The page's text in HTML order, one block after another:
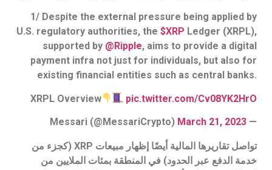
1/ Despite the external pressure being applied by
U.S. regulatory authorities, the $XRP Ledger (XRPL),
supported by @Ripple, aims to provide a digital
payment infra not just for individuals, but also for
existing financial entities such as central banks.
XRPL Overview pic.twitter.com/Cv08YK2HrO
— Messari (@MessariCrypto)
March 21, 2023
تواصل تقاريرها المالية أيضًا إظهار مبيعات XRP (كجزء من
خدمة الدفع عبر الحدود) في المنطقة بمئات الملايين من